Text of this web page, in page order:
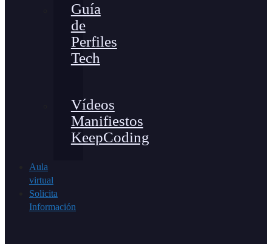
Guía
de
Perfiles
Tech
Vídeos
Manifiestos
KeepCoding
Aula
virtual
Solicita
Información